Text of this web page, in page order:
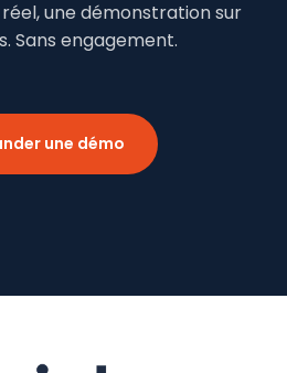
une démonstration sur
Sans engagement.
une démo